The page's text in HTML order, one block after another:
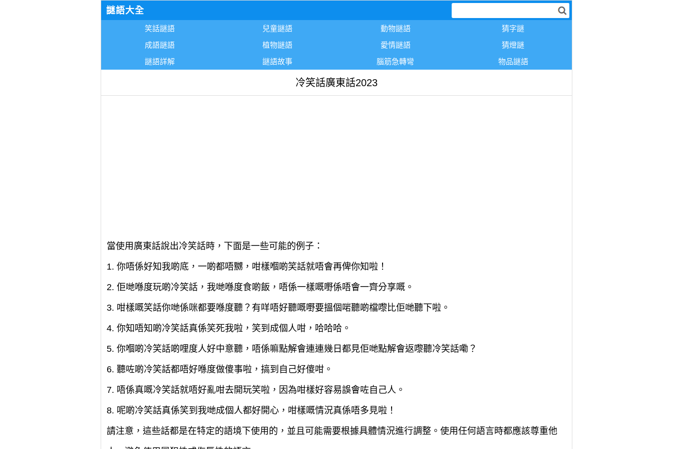
謎語大全
笑話謎語 兒童謎語 動物謎語
猜字謎
成語謎語
植物謎語 愛情謎語
猜燈謎
謎語詳解
謎語故事 腦筋急轉彎 物品謎語
冷笑話廣東話2023
當使用廣東話說出冷笑話時，下面是一些可能的例子：
1. 你唔係好知我啲底，一啲都唔嬲，咁樣嗰啲笑話就唔會再俾你知啦！
2. 佢哋喺度玩啲冷笑話，我哋喺度食啲飯，唔係一樣嘅嘢係唔會一齊分享嘅。
3. 咁樣嘅笑話你哋係咪都要喺度聽？有咩唔好聽嘅嘢要搵個啱聽啲檔嚟比佢哋聽下啦。
4. 你知唔知啲冷笑話真係笑死我啦，笑到成個人咁，哈哈哈。
5. 你嗰啲冷笑話啲哩度人好中意聽，唔係嘛點解會連連幾日都見佢哋點解會返嚟聽冷笑話嘞？
6. 聽咗啲冷笑話都唔好喺度做傻事啦，搞到自己好傻咁。
7. 唔係真嘅冷笑話就唔好亂咁去開玩笑啦，因為咁樣好容易誤會咗自己人。
8. 呢啲冷笑話真係笑到我哋成個人都好開心，咁樣嘅情況真係唔多見啦！
請注意，這些話都是在特定的語境下使用的，並且可能需要根據具體情況進行調整。使用任何語言時都應該尊重他